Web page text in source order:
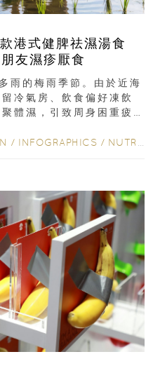
港式健脾祛濕湯食
友濕疹厭食
雨的梅雨季節。由於近海
冷氣房、飲食偏好凍飲
體濕，引致周身困重疲
/ INFOGRAPHICS / NUTRITION